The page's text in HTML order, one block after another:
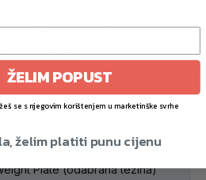
fitness, kućna i
upotreba
📦
Plate (odabrana težina)
ŽELIM POPUST
se s njegovim korištenjem u marketinške svrhe
želim platiti punu cijenu